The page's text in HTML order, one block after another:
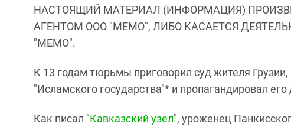
НАСТОЯЩИЙ МАТЕРИАЛ (ИНФОРМАЦИЯ)
АГЕНТОМ ООО "МЕМО", ЛИБО КАСАЕТСЯ
"МЕМО".
К 13 годам тюрьмы приговорил суд жителя
"Исламского государства"* и пропагандировал его
Как писал "Кавказский узел", уроженец